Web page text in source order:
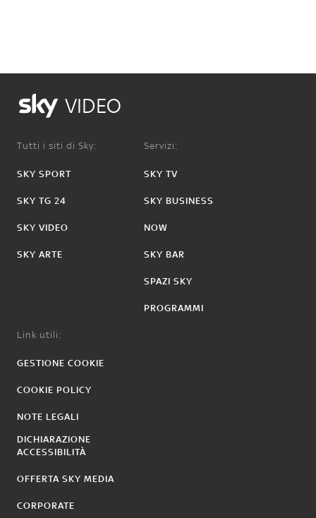
VIDEO
Tutti i siti di Sky:
SKY SPORT
SKY TG 24
SKY VIDEO
SKY ARTE
Servizi:
SKY TV
SKY BUSINESS
NOW
SKY BAR
SPAZI SKY
PROGRAMMI
Link utili:
GESTIONE COOKIE
COOKIE POLICY
NOTE LEGALI
DICHIARAZIONE
ACCESSIBILITÀ
OFFERTA SKY MEDIA
CORPORATE